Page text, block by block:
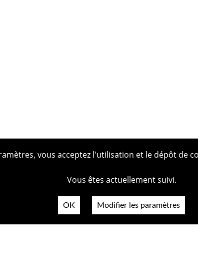
vous acceptez l'utilisation et le dépôt de
Vous êtes actuellement suivi.
OK Modifier les paramètres